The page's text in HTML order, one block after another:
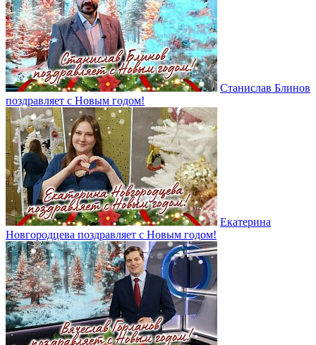
Станислав Блинов
поздравляет с Новым годом!
Екатерина
Новгородцева поздравляет с Новым годом!